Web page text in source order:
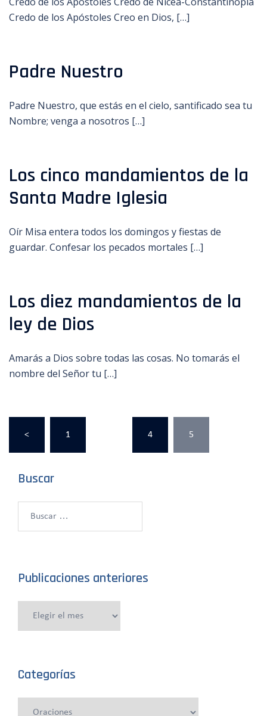
Credo de los Apóstoles Creo en Dios, […]
Padre Nuestro
Padre Nuestro, que estás en el cielo, santificado sea tu
Nombre; venga a nosotros […]
Los cinco mandamientos de la
Santa Madre Iglesia
Oír Misa entera todos los domingos y fiestas de
guardar. Confesar los pecados mortales […]
Los diez mandamientos de la
ley de Dios
Amarás a Dios sobre todas las cosas. No tomarás el
nombre del Señor tu […]
Paginación
de
< 1 4 5
Buscar
Publicaciones anteriores
Categorías